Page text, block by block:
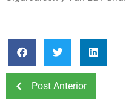
Post Anterior